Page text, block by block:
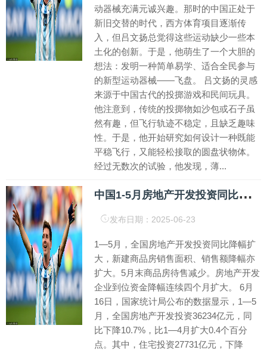
动器械充满元诚兴趣。那时的中国正处于
新旧交替的时代，西方体育项目逐渐传
入，但吕文扬总觉得这些运动缺少一些本
土化的创新。于是，他萌生了一个大胆的
想法：发明一种简单易学、适合全民参与
的新型运动器械——飞盘。 吕文扬的灵感
来源于中国古代的投掷游戏和民间玩具。
他注意到，传统的投掷物如沙包或石子虽
然有趣，但飞行轨迹不稳定，且缺乏趣味
性。于是，他开始研究如何设计一种既能
平稳飞行，又能轻松接取的圆盘状物体。
经过无数次的试验，他发现，薄...
中
国1-5月房地产开发投资同比下降10.7%，新建商品房销售面积同比下降2.9%
发布日期：2025-06-23
1—5月，全国房地产开发投资同比降幅扩
大，新建商品房销售面积、销售额降幅亦
扩大。5月末商品房待售减少。房地产开发
企业到位资金降幅连续四个月扩大。 6月
16日，国家统计局公布的数据显示，1—5
月，全国房地产开发投资36234亿元，同
比下降10.7%，比1—4月扩大0.4个百分
点。其中，住宅投资27731亿元，下降